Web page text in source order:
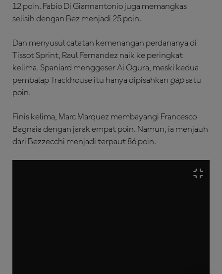
12 poin. Fabio Di Giannantonio juga memangkas
selisih dengan Bez menjadi 25 poin.
Dan menyusul catatan kemenangan perdananya di
Tissot Sprint, Raul Fernandez naik ke peringkat
kelima. Spaniard menggeser Ai Ogura, meski kedua
pembalap Trackhouse itu hanya dipisahkan gapsatu
poin.
Finis kelima, Marc Marquez membayangi Francesco
Bagnaia dengan jarak empat poin. Namun, ia menjauh
dari Bezzecchi menjadi terpaut 86 poin.